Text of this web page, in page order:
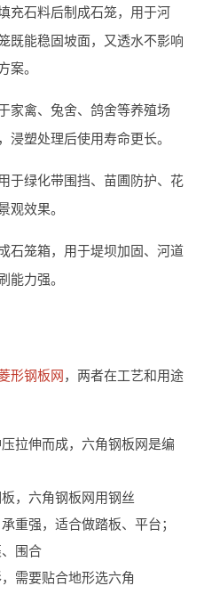
充石料后制成石笼，用于河
既能稳固坡面，又透水不影响
。
家禽、兔舍、鸽舍等养殖场
塑处理后使用寿命更长。
于绿化带围挡、苗圃防护、花
效果。
石笼箱，用于堤坝加固、河道
力强。
形钢板网，两者在工艺和用途
拉伸而成，六角钢板网是编
，六角钢板网用钢丝
重强，适合做踏板、平台；
围合
需要贴合地形选六角